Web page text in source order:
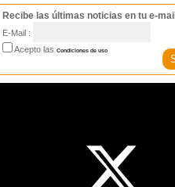
Recibe las últimas noticias en tu e-mail
E-Mail :
Acepto las Condiciones de uso